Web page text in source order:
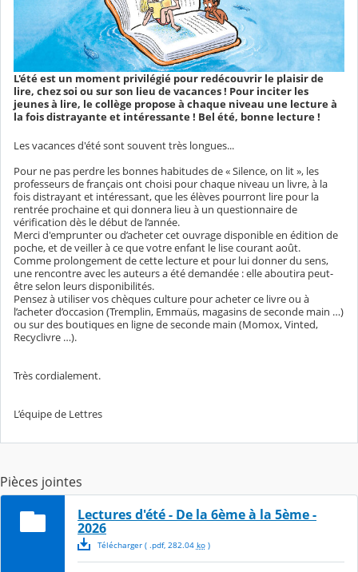
L'été est un moment privilégié pour redécouvrir le plaisir de
lire, chez soi ou sur son lieu de vacances ! Pour inciter les
jeunes à lire, le collège propose à chaque niveau une lecture à
la fois distrayante et intéressante ! Bel été, bonne lecture !
Les vacances d'été sont souvent très longues...
Pour ne pas perdre les bonnes habitudes de « Silence, on lit », les
professeurs de français ont choisi pour chaque niveau un livre, à la
fois distrayant et intéressant, que les élèves pourront lire pour la
rentrée prochaine et qui donnera lieu à un questionnaire de
vérification dès le début de l’année.
Merci d'emprunter ou d’acheter cet ouvrage disponible en édition de
poche, et de veiller à ce que votre enfant le lise courant août.
Comme prolongement de cette lecture et pour lui donner du sens,
une rencontre avec les auteurs a été demandée : elle aboutira peut-
être selon leurs disponibilités.
Pensez à utiliser vos chèques culture pour acheter ce livre ou à
l’acheter d’occasion (Tremplin, Emmaüs, magasins de seconde main …)
ou sur des boutiques en ligne de seconde main (Momox, Vinted,
Recyclivre …).
Très cordialement.
L’équipe de Lettres
Pièces jointes
Lectures d'été - De la 6ème à la 5ème -
2026
Télécharger( .pdf, 282.04 ko)